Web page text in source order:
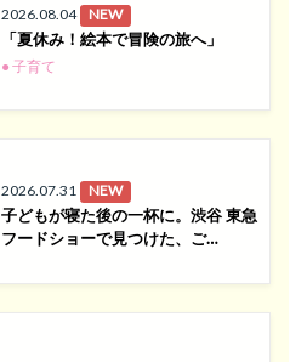
2026.08.04 NEW
「夏休み！絵本で冒険の旅へ」
● 子育て
2026.07.31 NEW
子どもが寝た後の一杯に。渋谷 東急
フードショーで見つけた、ご…